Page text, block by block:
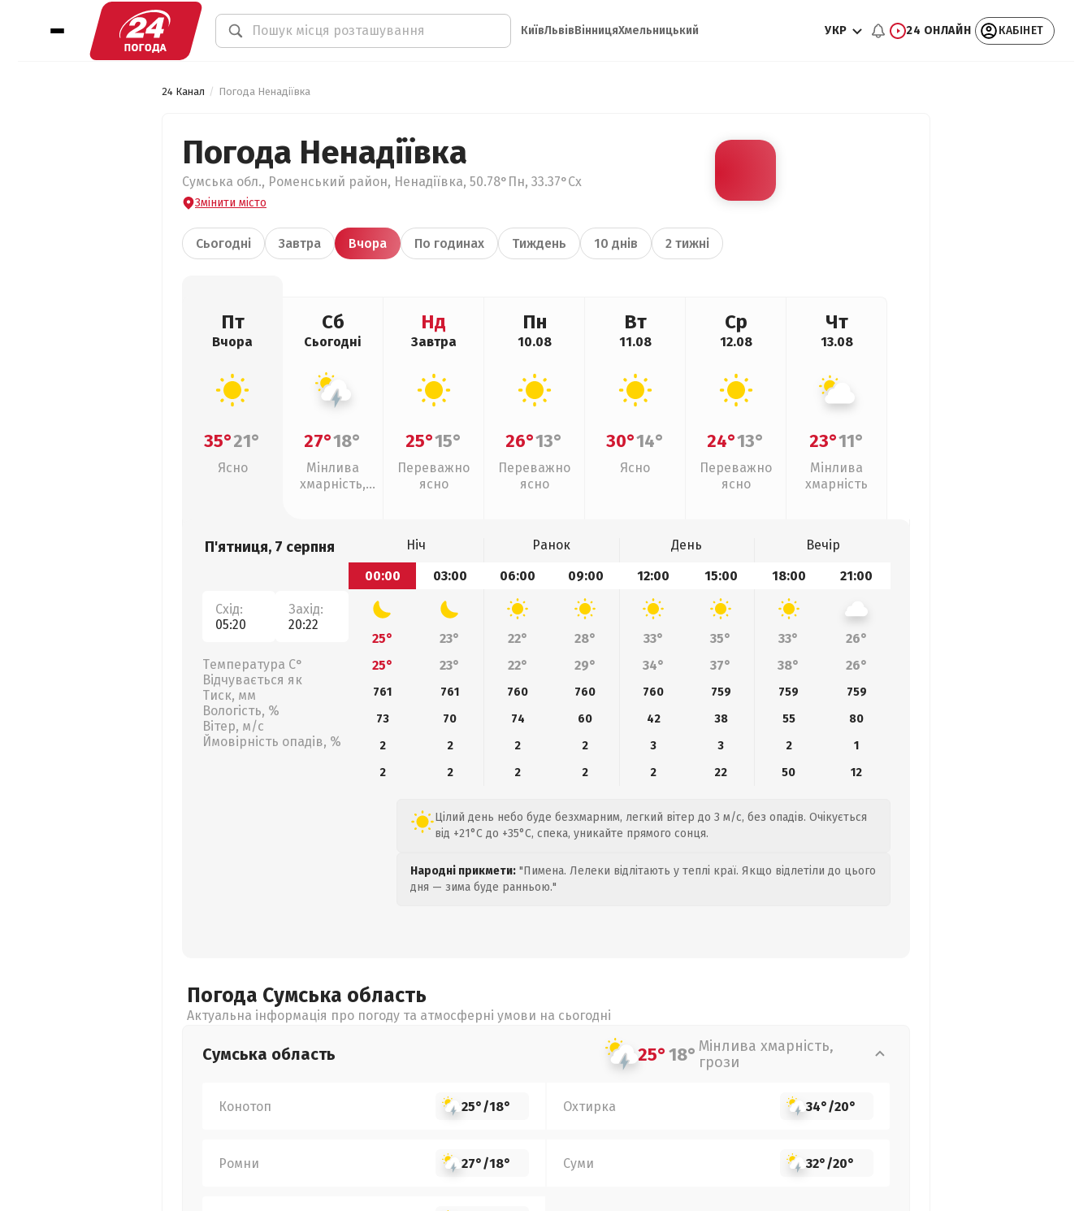
КиївЛьвівВінницяХмельницький УКР 24 ОНЛАЙН КАБІНЕТ
24 Канал Погода Ненадіївка
Погода Ненадіївка
Сумська обл., Роменський район, Ненадіївка, 50.78°Пн, 33.37°Сх
Змінити місто
Сьогодні Завтра Вчора По годинах Тиждень 10 днів 2 тижні
Пт
Вчора
35°21°
Ясно
Сб
Сьогодні
27°18°
Мінлива
хмарність,
Нд
Завтра
25°15°
Переважно
ясно
Пн
10.08
26°13°
Переважно
ясно
Вт
11.08
30°14°
Ясно
Ср
12.08
24°13°
Переважно
ясно
Чт
13.08
23°11°
Мінлива
хмарність
П'ятниця, 7 серпня
Схід:
05:20
Захід:
20:22
Температура С°
Відчувається як
Тиск, мм
Вологість, %
Вітер, м/с
Ймовірність опадів, %
Ніч Ранок День
Вечір
00:00
03:00 06:00 09:00 12:00 15:00 18:00 21:00
25° 23° 22° 28° 33° 35° 33°
26°
25°
23° 22° 29° 34° 37° 38° 26°
761 761 760 760 760 759 759
759
73
70 74 60 42 38 55
80
2
2 2 2 3 3 2
1
2
2 2 2 2 22 50 12
Цілий день небо буде безхмарним, легкий вітер до 3 м/с, без опадів. Очікується
від +21°C до +35°C, спека, уникайте прямого сонця.
Народні прикмети: "Пимена. Лелеки відлітають у теплі краї. Якщо відлетіли до цього
дня — зима буде ранньою."
Погода Сумська область
Актуальна інформація про погоду та атмосферні умови на сьогодні
Сумська область 25°18° Мінлива хмарність,
грози
Конотоп 25°/18° Охтирка 34°/20°
Ромни 27°/18° Суми 32°/20°